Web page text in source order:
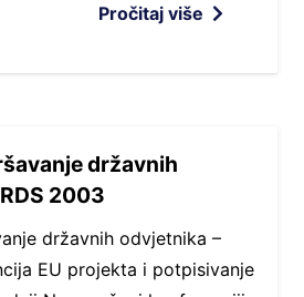
Pročitaj više
državnih
2003
državnih odvjetnika –
EU projekta i potpisivanje